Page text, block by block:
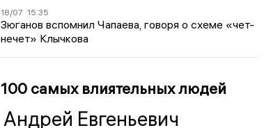
18/07 15:35
Зюганов вспомнил Чапаева, говоря о схеме «чет-
нечет» Клычкова
100 самых влиятельных людей
Андрей Евгеньевич